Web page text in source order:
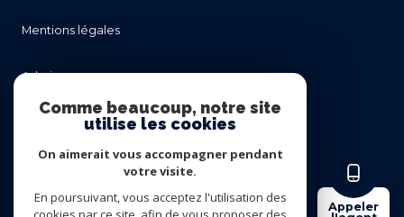
Appeler
mentions légales
admin
nos honoraires
cookies
Comme beaucoup, notre site
utilise les cookies
On aimerait vous accompagner pendant
votre visite.
En poursuivant, vous acceptez l'utilisation des